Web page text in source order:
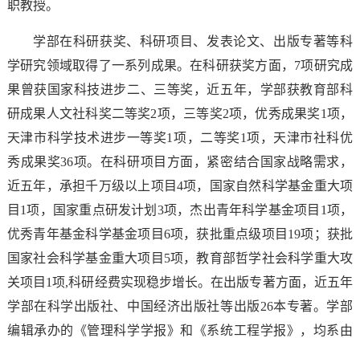
职教授。
学部在科研获奖、科研项目、发表论文、出版专著等科
学研究领域取得了一系列成果。在科研获奖方面，7项研究成
果曾获国家科技进步二、三等奖，近五年，学部获教育部科
研成果人文社科奖二等奖2项，三等奖2项，优秀成果奖1项，
天津市科学技术进步一等奖1项，二等奖1项，天津市社科优
秀成果奖36项。在科研项目方面，紧密结合国家战略需求，
近五年，承担千万级以上项目4项，国家自然科学基金重大项
目1项，国家重点研发计划3项，杰出青年科学基金项目1项，
优秀青年基金科学基金项目6项，获批重点级项目19项；获批
国家社会科学基金重大项目5项，教育部哲学社会科学重大攻
关项目1项,科研经费实现稳步增长。在出版专著方面，近五年
学部在科学出版社、中国经济出版社等出版26本专著。学部
编辑承办的《管理科学学报》和《系统工程学报》，均系由